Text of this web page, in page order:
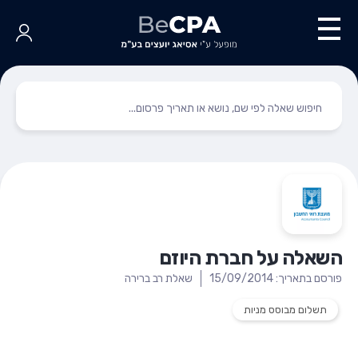
השאלה על חברת היוזם
פורסם בתאריך: 15/09/2014 שאלת רב ברירה
תשלום מבוסס מניות